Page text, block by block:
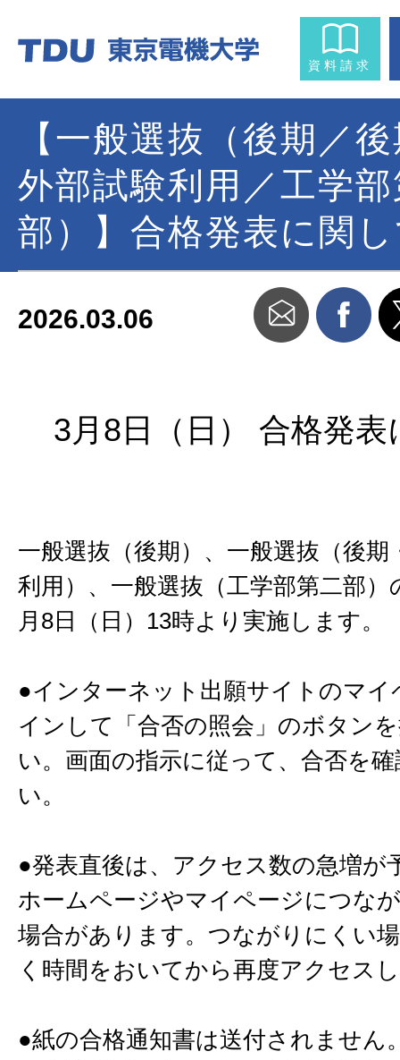
資料請求
【一般選抜（後期／
外部試験利用／工学
部）】合格発表に関
2026.03.06
3月8日（日） 合格発表
一般選抜（後期）、一般選抜（後期
利用）、一般選抜（工学部第二部）
月8日（日）13時より実施します。
●インターネット出願サイトのマイ
インして「合否の照会」のボタン
い。画面の指示に従って、合否を
い。
●発表直後は、アクセス数の急増が
ホームページやマイページにつな
場合があります。つながりにくい
く時間をおいてから再度アクセス
●紙の合格通知書は送付されません